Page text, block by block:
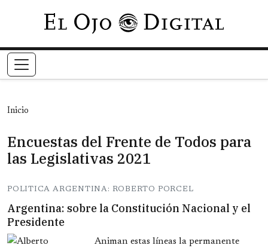
Pasar al contenido principal
Inicio
Encuestas del Frente de Todos para
las Legislativas 2021
POLITICA ARGENTINA: ROBERTO PORCEL
Argentina: sobre la Constitución Nacional y el
Presidente
Animan estas líneas la permanente